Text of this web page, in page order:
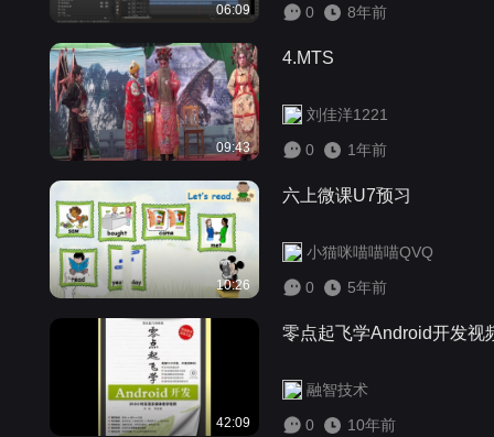
全部 一天内 一周内 两周内 一月内
全部 高清 超清 蓝光
06:09
0
8年前
09:43
4.MTS
刘佳洋1221
0
1年前
10:26
六上微课U7预习
小猫咪喵喵喵QVQ
0
5年前
42:09
零点起飞学Android开发视
融智技术
0
10年前